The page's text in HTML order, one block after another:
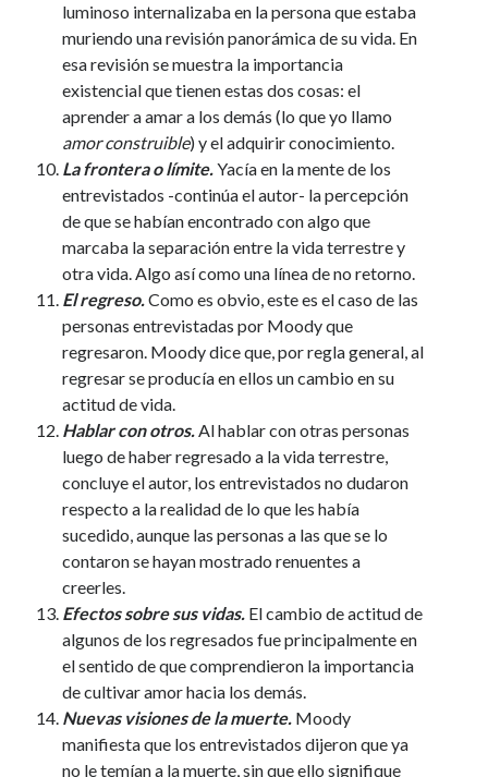
luminoso internalizaba en la persona que estaba
muriendo una revisión panorámica de su vida. En
esa revisión se muestra la importancia
existencial que tienen estas dos cosas: el
aprender a amar a los demás (lo que yo llamo
amor construible) y el adquirir conocimiento.
La frontera o límite.Yacía en la mente de los
entrevistados -continúa el autor- la percepción
de que se habían encontrado con algo que
marcaba la separación entre la vida terrestre y
otra vida. Algo así como una línea de no retorno.
El regreso.Como es obvio, este es el caso de las
personas entrevistadas por Moody que
regresaron. Moody dice que, por regla general, al
regresar se producía en ellos un cambio en su
actitud de vida.
Hablar con otros.Al hablar con otras personas
luego de haber regresado a la vida terrestre,
concluye el autor, los entrevistados no dudaron
respecto a la realidad de lo que les había
sucedido, aunque las personas a las que se lo
contaron se hayan mostrado renuentes a
creerles.
Efectos sobre sus vidas. El cambio de actitud de
algunos de los regresados fue principalmente en
el sentido de que comprendieron la importancia
de cultivar amor hacia los demás.
Nuevas visiones de la muerte. Moody
manifiesta que los entrevistados dijeron que ya
no le temían a la muerte, sin que ello signifique